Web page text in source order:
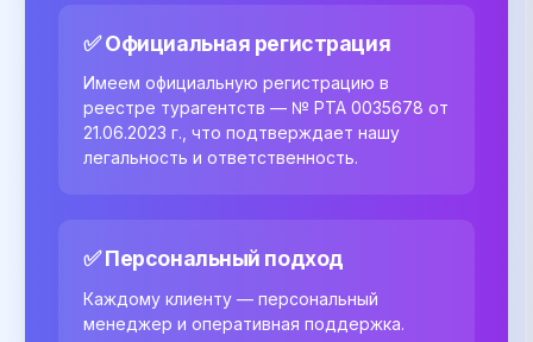
✅ Официальная регистрация
Имеем официальную регистрацию в
реестре турагентств — № РТА 0035678 от
21.06.2023 г., что подтверждает нашу
легальность и ответственность.
✅ Персональный подход
Каждому клиенту — персональный
менеджер и оперативная поддержка.